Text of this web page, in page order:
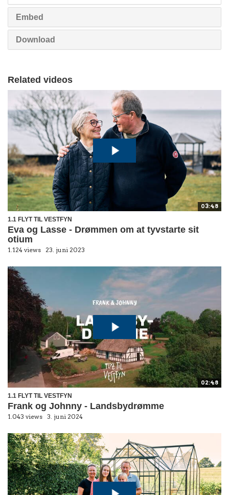
Embed
Download
Related videos
03:48
1.1 FLYT TIL VESTFYN
Eva og Lasse - Drømmen om at tyvstarte sit
otium
1.124 views 23. juni 2023
02:48
1.1 FLYT TIL VESTFYN
Frank og Johnny - Landsbydrømme
1.043 views 3. juni 2024